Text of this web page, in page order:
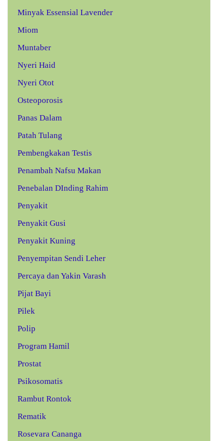
Minyak Essensial Lavender
Miom
Muntaber
Nyeri Haid
Nyeri Otot
Osteoporosis
Panas Dalam
Patah Tulang
Pembengkakan Testis
Penambah Nafsu Makan
Penebalan DInding Rahim
Penyakit
Penyakit Gusi
Penyakit Kuning
Penyempitan Sendi Leher
Percaya dan Yakin Varash
Pijat Bayi
Pilek
Polip
Program Hamil
Prostat
Psikosomatis
Rambut Rontok
Rematik
Rosevara Cananga